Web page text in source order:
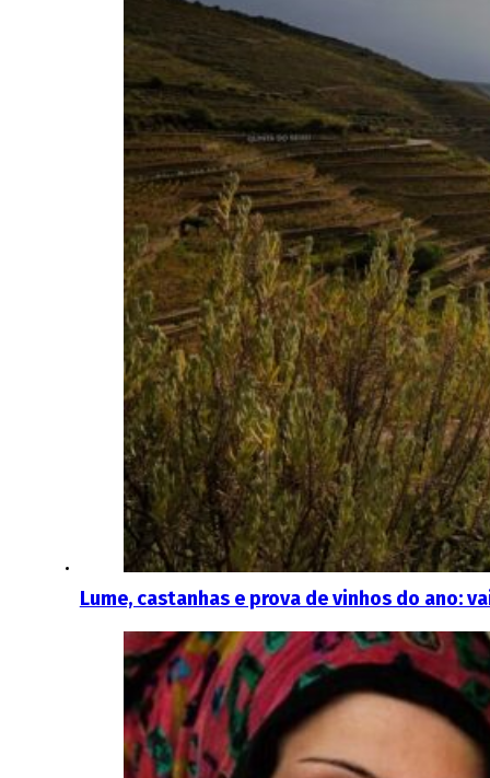
Lume, castanhas e prova de vinhos do ano: